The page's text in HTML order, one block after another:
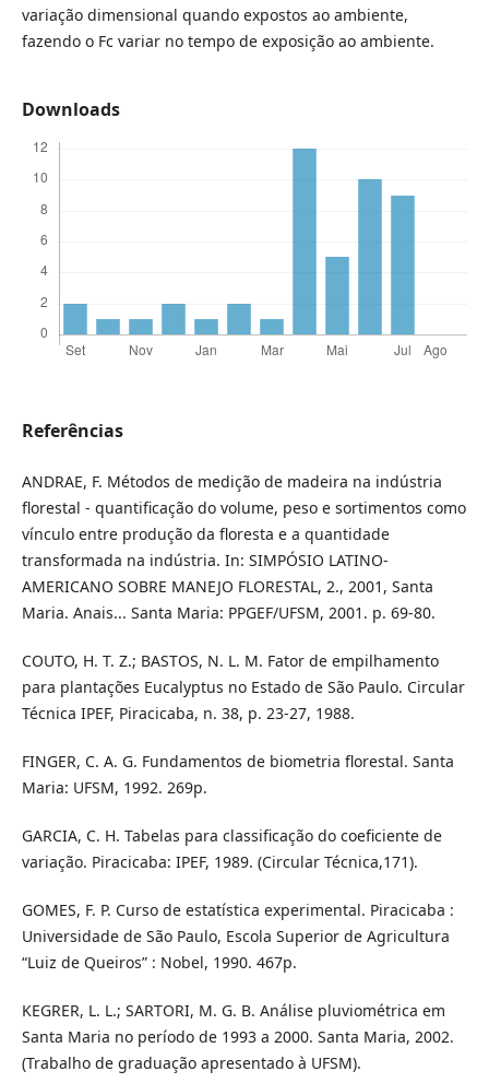
variação dimensional quando expostos ao ambiente,
fazendo o Fc variar no tempo de exposição ao ambiente.
Downloads
Referências
ANDRAE, F. Métodos de medição de madeira na indústria
florestal - quantificação do volume, peso e sortimentos como
vínculo entre produção da floresta e a quantidade
transformada na indústria. In: SIMPÓSIO LATINO-
AMERICANO SOBRE MANEJO FLORESTAL, 2., 2001, Santa
Maria. Anais... Santa Maria: PPGEF/UFSM, 2001. p. 69-80.
COUTO, H. T. Z.; BASTOS, N. L. M. Fator de empilhamento
para plantações Eucalyptus no Estado de São Paulo. Circular
Técnica IPEF, Piracicaba, n. 38, p. 23-27, 1988.
FINGER, C. A. G. Fundamentos de biometria florestal. Santa
Maria: UFSM, 1992. 269p.
GARCIA, C. H. Tabelas para classificação do coeficiente de
variação. Piracicaba: IPEF, 1989. (Circular Técnica,171).
GOMES, F. P. Curso de estatística experimental. Piracicaba :
Universidade de São Paulo, Escola Superior de Agricultura
“Luiz de Queiros” : Nobel, 1990. 467p.
KEGRER, L. L.; SARTORI, M. G. B. Análise pluviométrica em
Santa Maria no período de 1993 a 2000. Santa Maria, 2002.
(Trabalho de graduação apresentado à UFSM).